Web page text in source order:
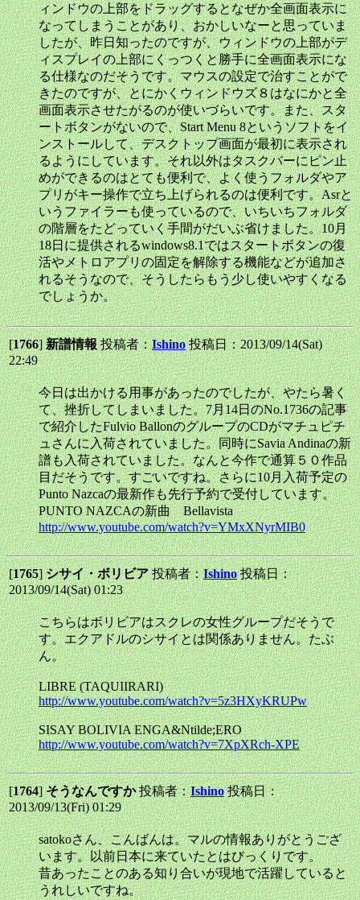
ィンドウの上部をドラッグするとなぜか全画面表示に
なってしまうことがあり、おかしいなーと思っていま
したが、昨日知ったのですが、ウィンドウの上部がデ
ィスプレイの上部にくっつくと勝手に全画面表示にな
る仕様なのだそうです。マウスの設定で治すことがで
きたのですが、とにかくウィンドウズ８はなにかと全
画面表示させたがるのが使いづらいです。また、スタ
ートボタンがないので、Start Menu 8というソフトをイ
ンストールして、デスクトップ画面が最初に表示され
るようにしています。それ以外はタスクバーにピン止
めができるのはとても便利で、よく使うフォルダやア
プリがキー操作で立ち上げられるのは便利です。Asrと
いうファイラーも使っているので、いちいちフォルダ
の階層をたどっていく手間がだいぶ省けました。10月
18日に提供されるwindows8.1ではスタートボタンの復
活やメトロアプリの固定を解除する機能などが追加さ
れるそうなので、そうしたらもう少し使いやすくなる
でしょうか。
[1766]新譜情報投稿者：Ishino 投稿日：2013/09/14(Sat)
22:49
今日は出かける用事があったのでしたが、やたら暑く
て、挫折してしまいました。7月14日のNo.1736の記事
で紹介したFulvio BallonのグループのCDがマチュピチ
ュさんに入荷されていました。同時にSavia Andinaの新
譜も入荷されていました。なんと今作で通算５０作品
目だそうです。すごいですね。さらに10月入荷予定の
Punto Nazcaの最新作も先行予約で受付しています。
PUNTO NAZCAの新曲 Bellavista
http://www.youtube.com/watch?v=YMxXNyrMIB0
[1765]シサイ・ボリビア投稿者：Ishino 投稿日：
2013/09/14(Sat) 01:23
こちらはボリビアはスクレの女性グループだそうで
す。エクアドルのシサイとは関係ありません。たぶ
ん。
LIBRE (TAQUIIRARI)
http://www.youtube.com/watch?v=5z3HXyKRUPw
SISAY BOLIVIA ENGA&Ntilde;ERO
http://www.youtube.com/watch?v=7XpXRch-XPE
[1764]そうなんですか投稿者：Ishino 投稿日：
2013/09/13(Fri) 01:29
satokoさん、こんばんは。マルの情報ありがとうござ
います。以前日本に来ていたとはびっくりです。
昔あったことのある知り合いが現地で活躍していると
うれしいですね。